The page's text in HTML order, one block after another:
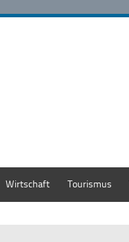
Wirtschaft Tourismus